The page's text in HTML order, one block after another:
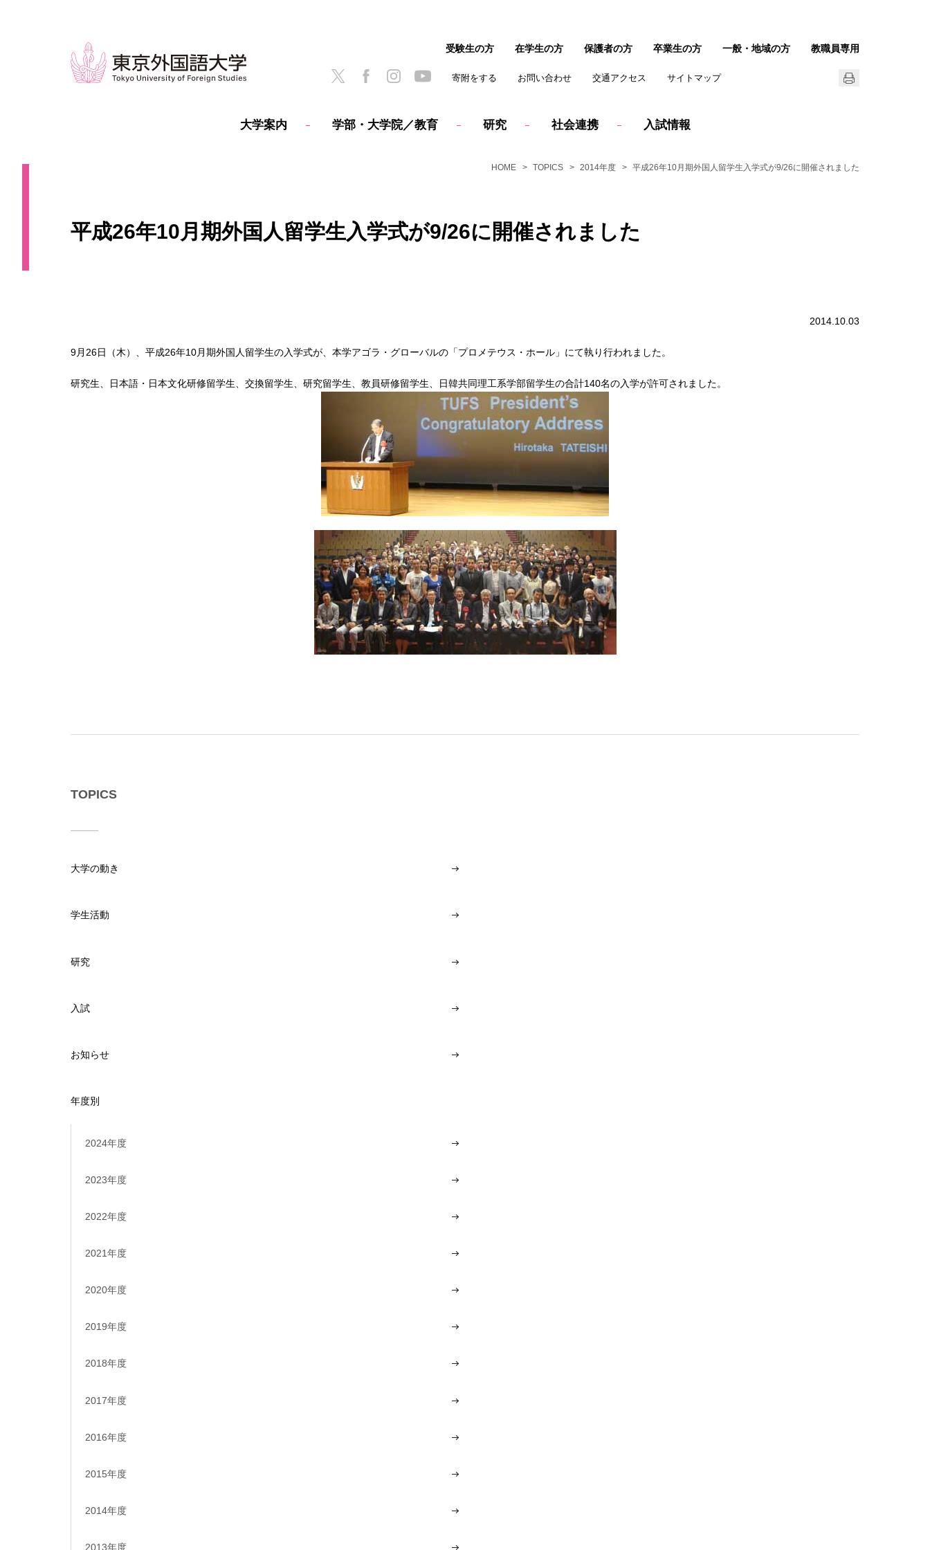
大学案内 学部・大学院／教育 研究 社会連携 入試情報
寄附をする お問い合わせ 交通アクセス サイトマップ
受験生の方 在学生の方 保護者の方 卒業生の方 一般・地域の方 教職員専用
HOME TOPICS 2014年度 平成26年10月期外国人留学生入学式が9/26に開催されました
平成26年10月期外国人留学生入学式が9/26に開催されました
2014.10.03
9月26日（木）、平成26年10月期外国人留学生の入学式が、本学アゴラ・グローバルの「プロメテウス・ホール」にて執り行われました。
研究生、日本語・日本文化研修留学生、交換留学生、研究留学生、教員研修留学生、日韓共同理工系学部留学生の合計140名の入学が許可されました。
TOPICS
大学の動き
学生活動
研究
入試
お知らせ
年度別
2024年度
2023年度
2022年度
2021年度
2020年度
2019年度
2018年度
2017年度
2016年度
2015年度
2014年度
2013年度